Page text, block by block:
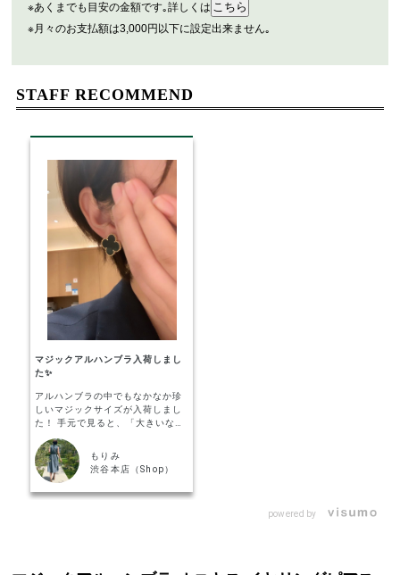
※あくまでも目安の金額です｡詳しくは
※月々のお支払額は3,000円以下に設定出来ません｡
STAFF RECOMMEND
マジックアルハンブラ入荷しまし
た✨
アルハンブラの中でもなかなか珍
しいマジックサイズが入荷しまし
た！ 手元で見ると、「大きいな」
外つけやすいサイズかも……？ ク
リップになっているので、落ちる
心配もなく、安心して着けられま
渋谷本店（Shop）
もりみ
powered by